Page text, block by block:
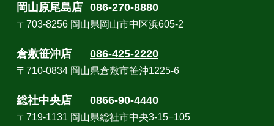
岡山原尾島店 086-270-8880
〒703-8256 岡山県岡山市中区浜605-2
倉敷笹沖店 086-425-2220
〒710-0834 岡山県倉敷市笹沖1225-6
総社中央店 0866-90-4440
〒719-1131 岡山県総社市中央3-15−105